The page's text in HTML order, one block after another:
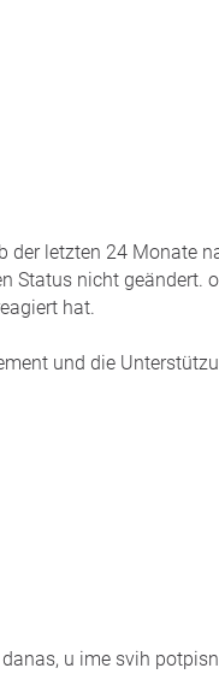
der letzten 24 Monate
Status nicht geändert.
hat.
und die
u ime svih